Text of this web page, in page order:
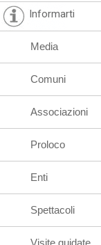
Informarti
Media
Comuni
Associazioni
Proloco
Enti
Spettacoli
Visite guidate